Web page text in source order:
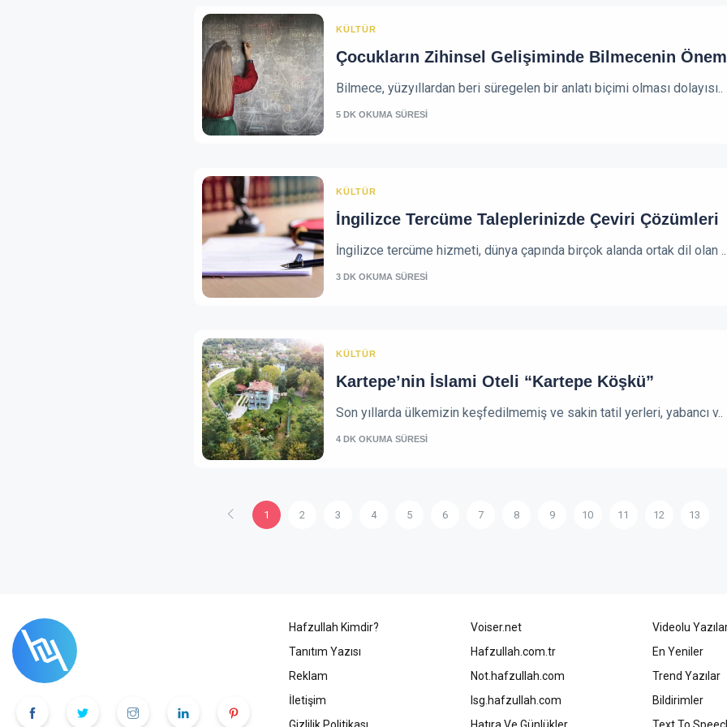
KÜLTÜR
Çocukların Zihinsel Gelişiminde Bilmecenin
Bilmece, yüzyıllardan beri süregelen bir anlatı biçimi olması dolayısı..
5 DK OKUMA SÜRESİ
KÜLTÜR
İngilizce Tercüme Taleplerinizde Çeviri Çözümleri
İngilizce tercüme hizmeti, dünya çapında birçok alanda ortak dil olan ..
3 DK OKUMA SÜRESİ
KÜLTÜR
Kartepe’nin İslami Oteli “Kartepe Köşkü”
Son yıllarda ülkemizin keşfedilmemiş ve sakin tatil yerleri, yabancı v..
4 DK OKUMA SÜRESİ
1 2 3 4 5 6 7 8 9 10 11 12 13
Hafzullah Kimdir?
Tanıtım Yazısı
Reklam
İletişim
Voiser.net
Hafzullah.com.tr
Not.hafzullah.com
Isg.hafzullah.com
Videolu
En Yeniler
Trend Yazılar
Bildirimler